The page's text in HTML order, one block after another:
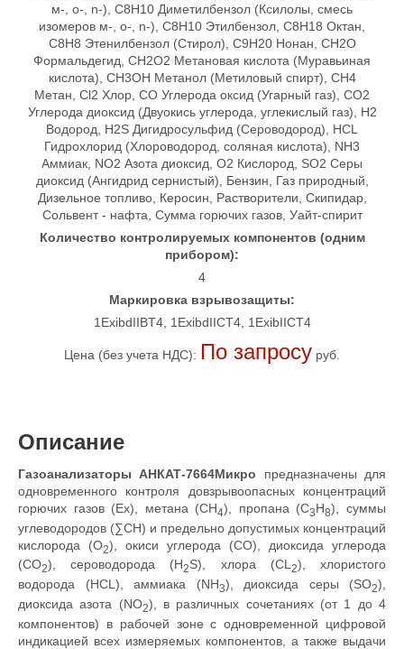
м-, o-, n-), C8H10 Диметилбензол (Ксилолы, смесь
изомеров м-, o-, n-), C8H10 Этилбензол, C8H18 Октан,
C8H8 Этенилбензол (Стирол), C9H20 Нонан, CH2O
Формальдегид, CH2O2 Метановая кислота (Муравьиная
кислота), CH3OH Метанол (Метиловый спирт), CH4
Метан, Cl2 Хлор, CO Углерода оксид (Угарный газ), CO2
Углерода диоксид (Двуокись углерода, углекислый газ), H2
Водород, H2S Дигидросульфид (Сероводород), HCL
Гидрохлорид (Хлороводород, соляная кислота), NH3
Аммиак, NO2 Азота диоксид, O2 Кислород, SO2 Серы
диоксид (Ангидрид сернистый), Бензин, Газ природный,
Дизельное топливо, Керосин, Растворители, Скипидар,
Сольвент - нафта, Сумма горючих газов, Уайт-спирит
Количество контролируемых компонентов (одним
прибором):
4
Маркировка взрывозащиты:
1ExibdIIBT4, 1ExibdIICT4, 1ЕxibIICT4
Цена (без учета НДС): По запросу руб.
Описание
Газоанализаторы АНКАТ-7664Микро предназначены для
одновременного контроля довзрывоопасных концентраций
горючих газов (Ех), метана (СН4), пропана (С3Н8), суммы
углеводородов (∑CH) и предельно допустимых концентраций
кислорода (O2), окиси углерода (СО), диоксида углерода
(СO2), сероводорода (H2S), хлора (СL2), хлористого
водорода (HCL), аммиака (NН3), диоксида серы (SO2),
диоксида азота (NO2), в различных сочетаниях (от 1 до 4
компонентов) в рабочей зоне с одновременной цифровой
индикацией всех измеряемых компонентов, а также выдачи